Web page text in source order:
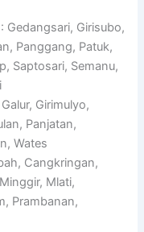
Gedangsari, Girisubo,
Panggang, Patuk,
Saptosari, Semanu,
Girimulyo,
Panjatan,
Wates
Cangkringan,
Mlati,
Prambanan,